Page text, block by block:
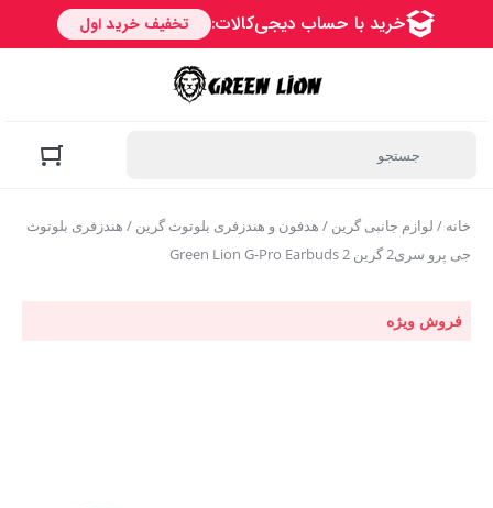
خانه / لوازم جانبی گرین / هدفون و هندزفری بلوتوث گرین / هندزفری بلوتوث
جی پرو سری2 گرین Green Lion G-Pro Earbuds 2
فروش ویژه